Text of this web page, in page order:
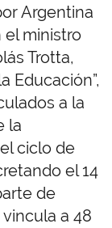
Argentina
ministro
Trotta,
Educación”,
a la
la
ciclo de
el 14
de
a 48